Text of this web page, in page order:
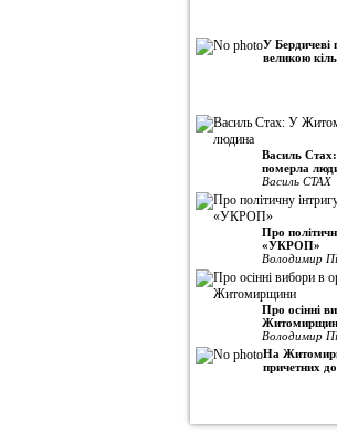
У Бердичеві
великою
Василь
померла
Василь СТАХ
Про
«УКРОП»
Володимир
Про осінні
Володимир
На
причетних